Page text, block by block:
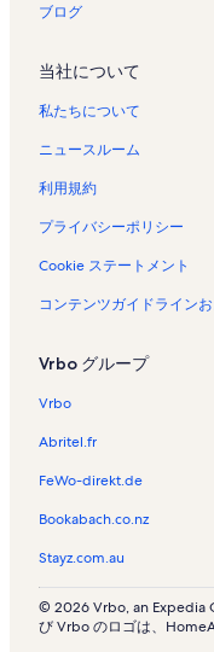
ブログ
当社について
私たちについて
ニュースルーム
利用規約
プライバシーポリシー
Cookie ステートメント
コンテンツガイドライン
Vrbo グループ
Vrbo
Abritel.fr
FeWo-direkt.de
Bookabach.co.nz
Stayz.com.au
© 2026 Vrbo, an Expedia
び Vrbo のロゴは、